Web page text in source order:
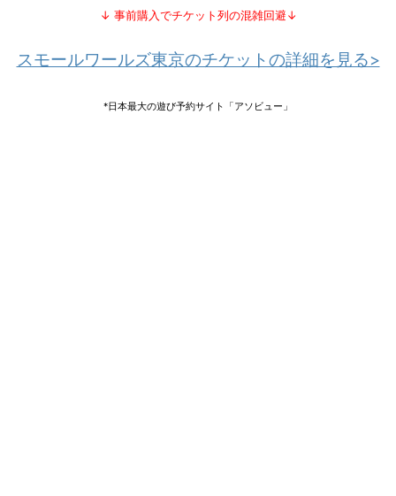
↓ 事前購入でチケット列の混雑回避↓
スモールワールズ東京のチケットの詳細を見る>
*日本最大の遊び予約サイト「アソビュー」